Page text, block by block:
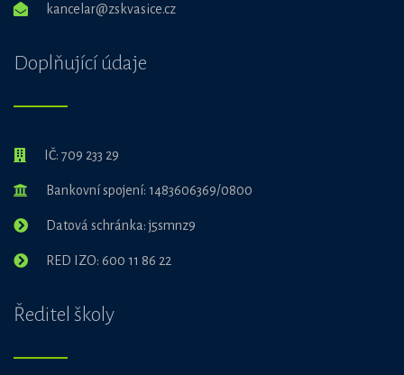
kancelar@zskvasice.cz
Doplňující údaje
IČ: 709 233 29
Bankovní spojení: 1483606369/0800
Datová schránka: j5smnz9
RED IZO: 600 11 86 22
Ředitel školy